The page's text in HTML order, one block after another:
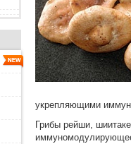
укрепляющими
Грибы рейши,